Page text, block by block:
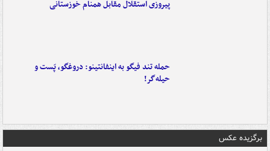
پیروزی استقلال مقابل همنام خوزستانی
حمله تند فیگو به اینفانتینو: دروغگو، پَست‌ و
حیله‌گر!
برگزیده عکس